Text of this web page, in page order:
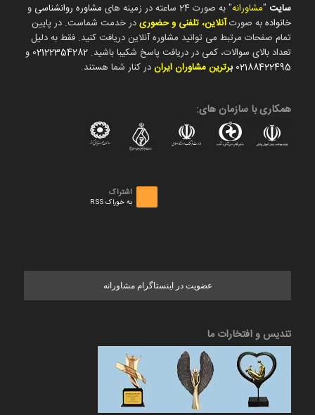
سایت"مشاورانه" به صورت 24 ساعته در زمینه های مشاوره روانشناسی و
خانوادهبه صورتآنلاین، تلفنی و حضوریدر خدمت شماست. در پایین
تمام صفحات مرتبط می توانید مشاوره آنلاین دریافت کنید. فقط به دلیل
تعداد بالای سوالات، کمی در دریافت پاسخ شکیبا باشید. 02122354282 و
02188422495 برترین مشاوران ایراندر کنار شما هستند.
همکاری با سازمان های:
اشتراک
به خوراک RSS
عضویت در اینستاگرام مشاورانه
تندیس و افتخارات ما